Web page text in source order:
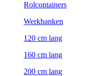
Rolcontainers
Werkbanken
120 cm lang
160 cm lang
200 cm lang